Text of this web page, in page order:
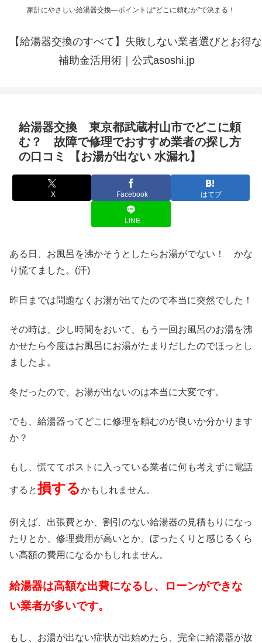
家計にやさしい給湯器交換—ポイントは“どこに頼むか”で決まる！
【給湯器交換のすべて】失敗しない業者選びとお得な
補助金活用術｜公式asoshi.jp
給湯器交換 東京都武蔵村山市でどこに頼
む？ 故障で修理でおすすめ業者の探し方
の口コミ 【お湯が出ない 水漏れ】
X Facebook はてブ
LINE
ある日、お風呂を沸かそうとしたらお湯がでない！ かな
り慌てました。(汗)
昨日までは問題なくお湯が出てたので本当に突然でした！
その時は、少し時間をおいて、もう一回お風呂のお湯を沸
かせたら今度はお風呂にお湯がたまりだしたのでほっとし
ましたよ。
冬だったので、お湯が出ないのは本当に大変です。
でも、給湯器ってどこに修理を頼むのが良いか分かります
か？
もし、慌ててポストに入っている業者に何も考えずに電話
すると損するかもしれません。
例えば、出張費とか、割引のない給湯器の見積もりになっ
たりとか、修理費用が高いとか、ぼったくりと感じるくら
い高額の費用になるかもしれません。
給湯器は高額な出費になるし、ローンができな
い業者が多いです。
もし、お湯が出ない症状が出始めたら、完全に給湯器が故